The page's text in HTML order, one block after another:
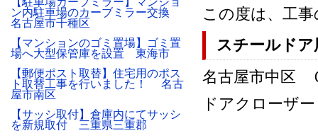
この度は、工
スチールド
名古屋市中区
ドアクローザ
ン内駐車場のカーブミラー交換
名古屋市千種区
【マンションのゴミ置場】ゴミ置
場へ大型保管庫を設置 東海市
【郵便ポスト取替】住宅用のポス
ト取替工事を行いました！ 名古
屋市南区
【サッシ取付】倉庫内にてサッシ
を新規取付 三重県三重郡